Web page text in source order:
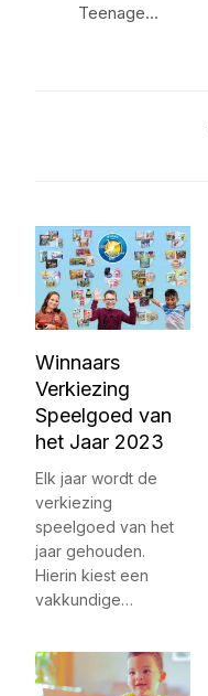
Teenage…
Winnaars
Verkiezing
Speelgoed van
het Jaar 2023
Elk jaar wordt de
verkiezing
speelgoed van het
jaar gehouden.
Hierin kiest een
vakkundige…